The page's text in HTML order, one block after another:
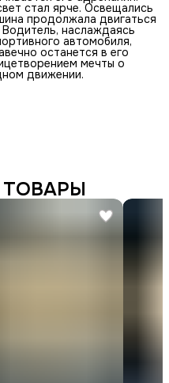
стал ярче. Освещались
продолжала двигаться
наслаждаясь
автомобиля,
останется в его
мечты о
движении.